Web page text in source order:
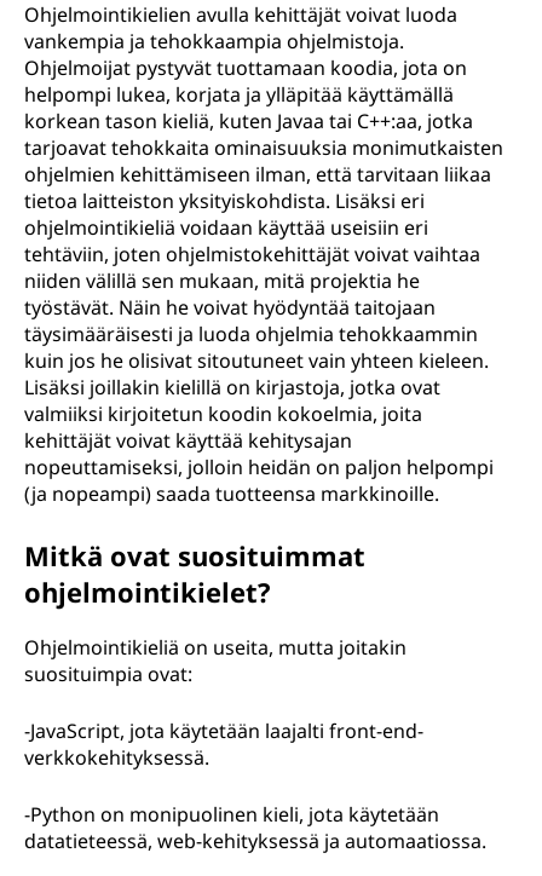
Ohjelmointikielien avulla kehittäjät voivat luoda
vankempia ja tehokkaampia ohjelmistoja.
Ohjelmoijat pystyvät tuottamaan koodia, jota on
helpompi lukea, korjata ja ylläpitää käyttämällä
korkean tason kieliä, kuten Javaa tai C++:aa, jotka
tarjoavat tehokkaita ominaisuuksia monimutkaisten
ohjelmien kehittämiseen ilman, että tarvitaan liikaa
tietoa laitteiston yksityiskohdista. Lisäksi eri
ohjelmointikieliä voidaan käyttää useisiin eri
tehtäviin, joten ohjelmistokehittäjät voivat vaihtaa
niiden välillä sen mukaan, mitä projektia he
työstävät. Näin he voivat hyödyntää taitojaan
täysimääräisesti ja luoda ohjelmia tehokkaammin
kuin jos he olisivat sitoutuneet vain yhteen kieleen.
Lisäksi joillakin kielillä on kirjastoja, jotka ovat
valmiiksi kirjoitetun koodin kokoelmia, joita
kehittäjät voivat käyttää kehitysajan
nopeuttamiseksi, jolloin heidän on paljon helpompi
(ja nopeampi) saada tuotteensa markkinoille.
Mitkä ovat suosituimmat
ohjelmointikielet?
Ohjelmointikieliä on useita, mutta joitakin
suosituimpia ovat:
-JavaScript, jota käytetään laajalti front-end-
verkkokehityksessä.
-Python on monipuolinen kieli, jota käytetään
datatieteessä, web-kehityksessä ja automaatiossa.